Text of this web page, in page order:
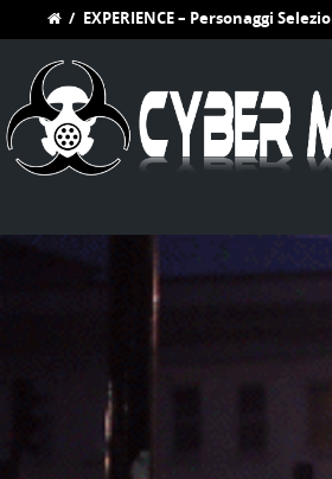
/ EXPERIENCE – Personaggi